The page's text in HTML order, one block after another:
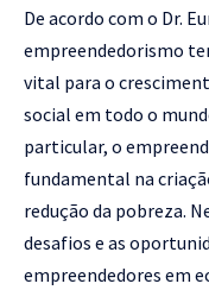
De acordo com o Dr.
empreendedorismo
vital para o
social em todo o
particular, o
fundamental na
redução da pobreza.
desafios e as
empreendedores em